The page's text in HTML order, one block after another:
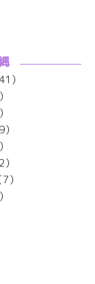
）
）